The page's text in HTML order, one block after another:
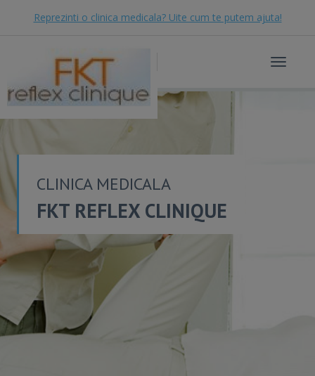
Reprezinti o clinica medicala? Uite cum te putem ajuta!
Toggle
CLINICA MEDICALA
FKT REFLEX CLINIQUE